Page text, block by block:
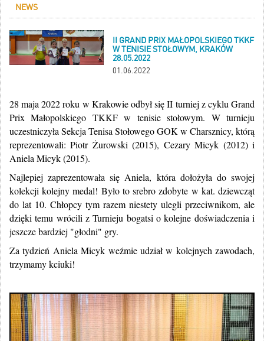
NEWS
II GRAND PRIX MAŁOPOLSKIEGO TKKF
W TENISIE STOŁOWYM, KRAKÓW
28.05.2022
01.06.2022
28 maja 2022 roku w Krakowie odbył się II turniej z cyklu Grand
Prix Małopolskiego TKKF w tenisie stołowym. W turnieju
uczestniczyła Sekcja Tenisa Stołowego GOK w Charsznicy, którą
reprezentowali: Piotr Żurowski (2015), Cezary Micyk (2012) i
Aniela Micyk (2015).
Najlepiej zaprezentowała się Aniela, która dołożyła do swojej
kolekcji kolejny medal! Było to srebro zdobyte w kat. dziewcząt
do lat 10. Chłopcy tym razem niestety ulegli przeciwnikom, ale
dzięki temu wrócili z Turnieju bogatsi o kolejne doświadczenia i
jeszcze bardziej "głodni" gry.
Za tydzień Aniela Micyk weźmie udział w kolejnych zawodach,
trzymamy kciuki!